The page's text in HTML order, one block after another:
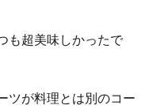
も超美味しかったで
ツが料理とは別のコー